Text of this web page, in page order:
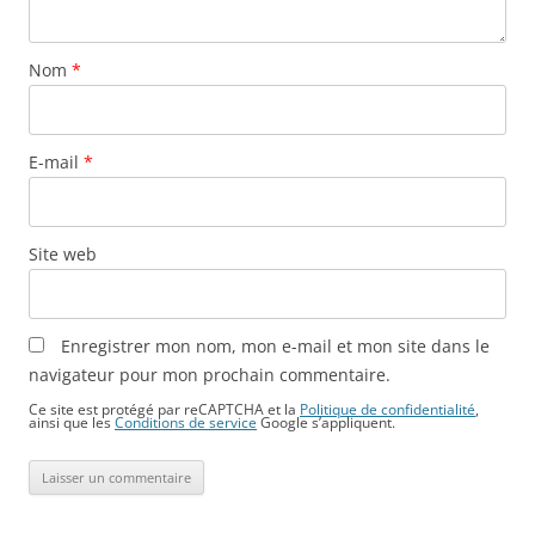
Nom *
E-mail *
Site web
Enregistrer mon nom, mon e-mail et mon site dans le
navigateur pour mon prochain commentaire.
Ce site est protégé par reCAPTCHA et la Politique de confidentialité
ainsi que lesConditions de service Google s’appliquent.